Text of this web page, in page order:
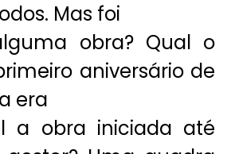
Mas foi
obra? Qual o
aniversário de
era
a obra iniciada até